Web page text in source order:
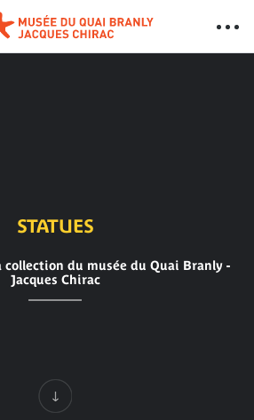
STATUES
du musée du Quai Branly -
Jacques Chirac